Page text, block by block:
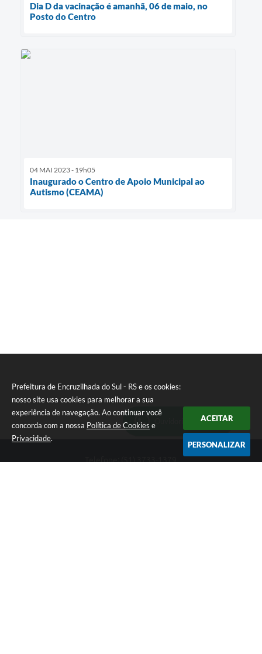
Prefeitura de Encruzilhada do Sul - RS e os cookies:
nosso site usa cookies para melhorar a sua
experiência de navegação. Ao continuar você
concorda com a nossa Política de Cookies e
Privacidade.
ACEITAR
PERSONALIZAR
Dia D da vacinação é amanhã, 06 de maio, no
Posto do Centro
04 MAI 2023 - 19h05
Inaugurado o Centro de Apoio Municipal ao
Autismo (CEAMA)
Ouvidoria Municipal